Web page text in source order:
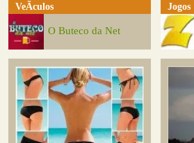
VeÃ­culos
O Buteco da Net
Jogos